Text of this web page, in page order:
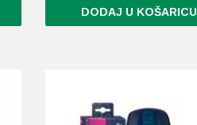
DODAJ U KOŠARICU